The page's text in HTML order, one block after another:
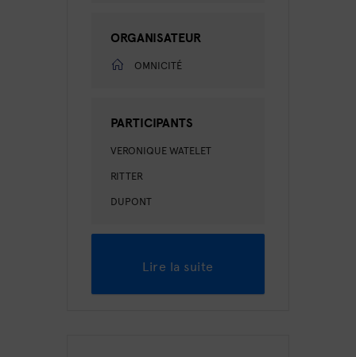
ORGANISATEUR
OMNICITÉ
PARTICIPANTS
VERONIQUE WATELET
RITTER
DUPONT
Lire la suite